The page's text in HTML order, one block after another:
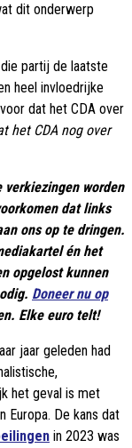
dit onderwerp
partij de laatste
heel invloedrijke
dat het CDA over
het CDA nog over
verkiezingen worden
dat links
ons op te dringen.
én het
opgelost kunnen
Doneer nu op
Elke euro telt!
jaar geleden had
het geval is met
Europa. De kans dat
in 2023 was